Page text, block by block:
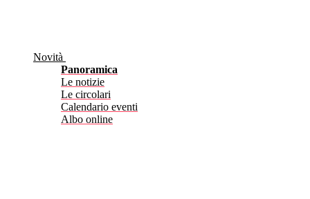
Novità
Panoramica
Le notizie
Le circolari
Calendario eventi
Albo online